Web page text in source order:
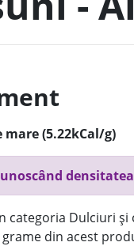
mare (5.22kCal/g)
categoria Dulciuri
din acest